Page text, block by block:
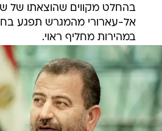
בהחלט מקווים שהוצאתו של
אל-עארורי מהמגרש תפגע
במהירות מחליף ראוי.